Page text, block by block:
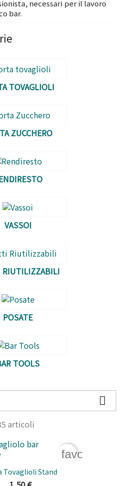
necessari per il lavoro
bar.
TOVAGLIOLI
ZUCCHERO
VASSOI
RIUTILIZZABILI
POSATE
TOOLS

articoli
Tovaglioli Stand